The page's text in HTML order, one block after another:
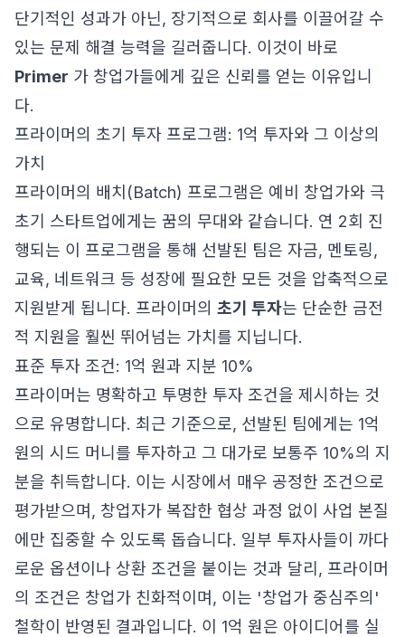
단기적인 성과가 아닌, 장기적으로 회사를 이끌어갈 수
있는 문제 해결 능력을 길러줍니다. 이것이 바로
Primer 가 창업가들에게 깊은 신뢰를 얻는 이유입니
다.
프라이머의 초기 투자 프로그램: 1억 투자와 그 이상의
가치
프라이머의 배치(Batch) 프로그램은 예비 창업가와 극
초기 스타트업에게는 꿈의 무대와 같습니다. 연 2회 진
행되는 이 프로그램을 통해 선발된 팀은 자금, 멘토링,
교육, 네트워크 등 성장에 필요한 모든 것을 압축적으로
지원받게 됩니다. 프라이머의 초기 투자는 단순한 금전
적 지원을 훨씬 뛰어넘는 가치를 지닙니다.
표준 투자 조건: 1억 원과 지분 10%
프라이머는 명확하고 투명한 투자 조건을 제시하는 것
으로 유명합니다. 최근 기준으로, 선발된 팀에게는 1억
원의 시드 머니를 투자하고 그 대가로 보통주 10%의 지
분을 취득합니다. 이는 시장에서 매우 공정한 조건으로
평가받으며, 창업자가 복잡한 협상 과정 없이 사업 본질
에만 집중할 수 있도록 돕습니다. 일부 투자사들이 까다
로운 옵션이나 상환 조건을 붙이는 것과 달리, 프라이머
의 조건은 창업가 친화적이며, 이는 '창업가 중심주의'
철학이 반영된 결과입니다. 이 1억 원은 아이디어를 실